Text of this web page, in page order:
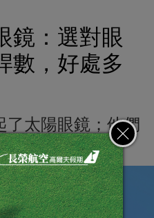
鏡：選對眼
數，好處多
了太陽眼鏡；他們
能走更長的路